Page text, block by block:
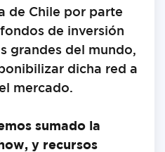
de Chile por parte
de inversión
grandes del mundo,
dicha red a
mercado.
sumado la
y recursos